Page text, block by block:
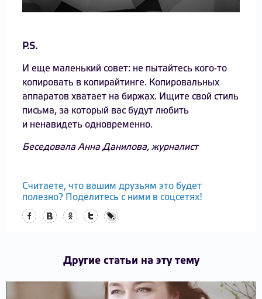
P.S.
И еще маленький совет: не пытайтесь кого-то
копировать в копирайтинге. Копировальных
аппаратов хватает на биржах. Ищите свой стиль
письма, за который вас будут любить
и ненавидеть одновременно.
Беседовала Анна Данилова, журналист
Считаете, что вашим друзьям это будет
полезно? Поделитесь с ними в соцсетях!
Другие статьи на эту тему